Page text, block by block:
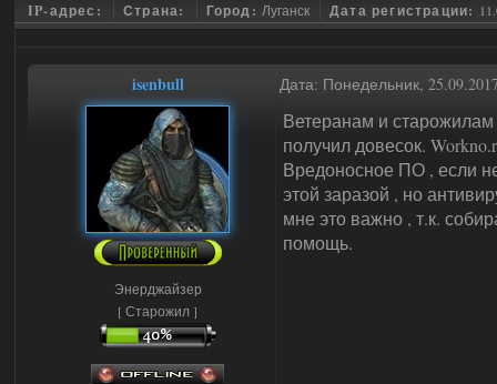
IP-адрес: Страна: Город:Луганск Дата регистрации:
isenbull Дата: Понедельник,
Энерджайзер
[ Старожил ]
Ветеранам и
получил довесок.
Вредоносное ПО , если
этой заразой , но
мне это важно , т.к.
помощь.